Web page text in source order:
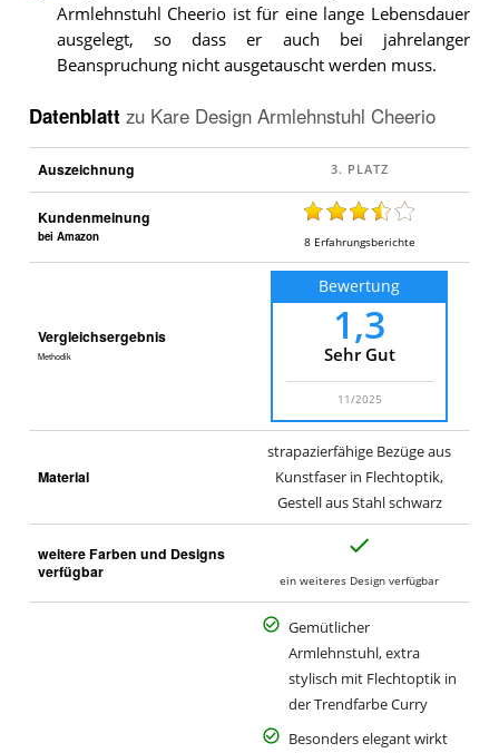
Armlehnstuhl Cheerio ist für eine lange Lebensdauer
ausgelegt, so dass er auch bei jahrelanger
Beanspruchung nicht ausgetauscht werden muss.
Datenblatt zu Kare Design Armlehnstuhl Cheerio
Auszeichnung
Kundenmeinung
bei Amazon 8 Erfahrungsberichte
Vergleichsergebnis
Methodik
Bewertung
1,3
Sehr Gut
11/2025
Material
strapazierfähige Bezüge aus
Kunstfaser in Flechtoptik,
Gestell aus Stahl schwarz
weitere Farben und Designs
verfügbar
ein weiteres Design verfügbar
Gemütlicher
Armlehnstuhl, extra
stylisch mit Flechtoptik in
der Trendfarbe Curry
Besonders elegant wirkt